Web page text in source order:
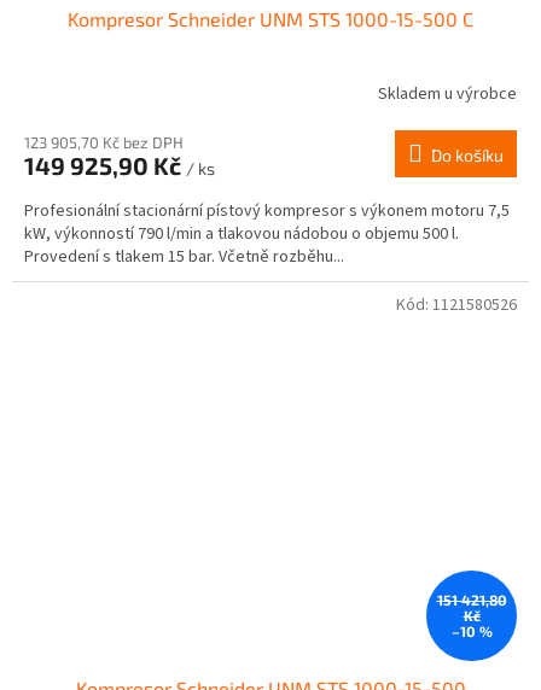
Kompresor Schneider UNM STS 1000-15-500 C
Skladem u výrobce
123 905,70 Kč bez DPH
149 925,90 Kč / ks
Do košíku
Profesionální stacionární pístový kompresor s výkonem motoru 7,5
kW, výkonností 790 l/min a tlakovou nádobou o objemu 500 l.
Provedení s tlakem 15 bar. Včetně rozběhu...
151 421,80
Kč
–10 %
Kód: 1121580526